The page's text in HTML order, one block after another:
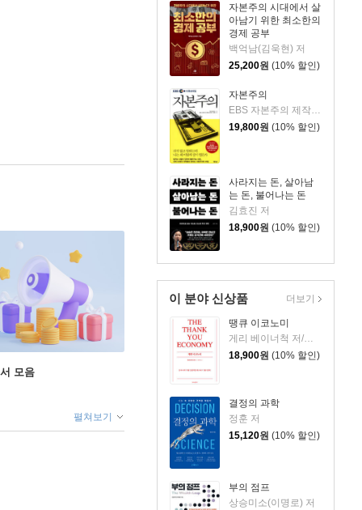
자본주의 시대에서 살
아남기 위한 최소한의
경제 공부
백억남(김욱현) 저
25,200원 (10% 할인)
자본주의
EBS 자본주의 제작팀,정지은,고희정 저/EBS MEDIA 기획
19,800원 (10% 할인)
사라지는 돈, 살아남
는 돈, 불어나는 돈
김효진 저
18,900원 (10% 할인)
이 분야 신상품
땡큐 이코노미
게리 베이너척 저/박선주 역
18,900원 (10% 할인)
결정의 과학
정훈 저
15,120원 (10% 할인)
부의 점프
상승미소(이명로) 저
더보기
모음
펼쳐보기